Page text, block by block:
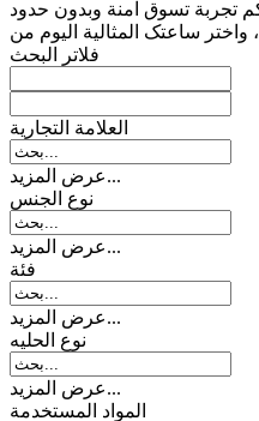
فلاتر البحث
العلامة التجارية
عرض المزيد...
نوع الجنس
عرض المزيد...
فئة
عرض المزيد...
نوع الحلیه
عرض المزيد...
المواد المستخدمة